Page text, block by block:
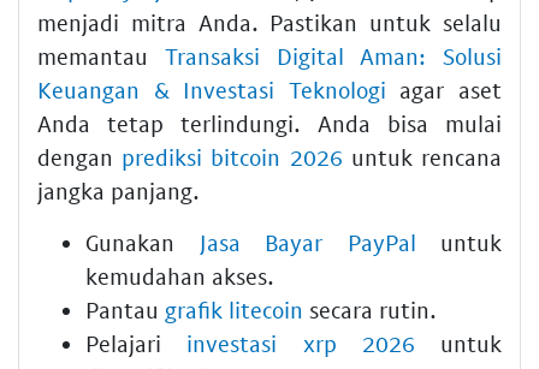
menjadi mitra Anda. Pastikan untuk selalu
memantau Transaksi Digital Aman: Solusi
Keuangan & Investasi Teknologi agar aset
Anda tetap terlindungi. Anda bisa mulai
dengan prediksi bitcoin 2026 untuk rencana
jangka panjang.
Gunakan Jasa Bayar PayPal untuk
kemudahan akses.
Pantau grafik litecoin secara rutin.
Pelajari investasi xrp 2026 untuk